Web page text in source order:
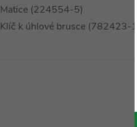
Matice (224554-5)
Klíč k úhlové brusce (782423-1)